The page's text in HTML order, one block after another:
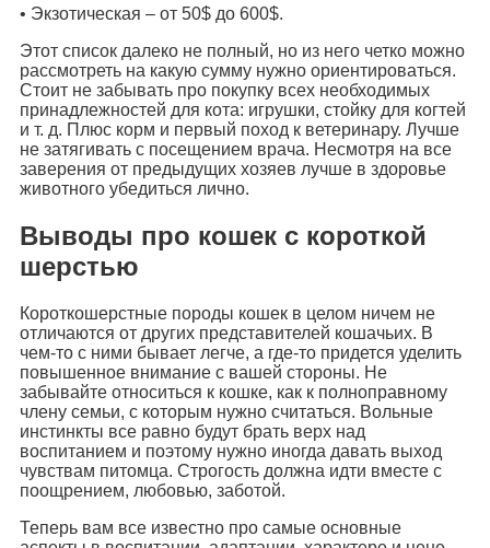
• Экзотическая – от 50$ до 600$.
Этот список далеко не полный, но из него четко можно
рассмотреть на какую сумму нужно ориентироваться.
Стоит не забывать про покупку всех необходимых
принадлежностей для кота: игрушки, стойку для когтей
и т. д. Плюс корм и первый поход к ветеринару. Лучше
не затягивать с посещением врача. Несмотря на все
заверения от предыдущих хозяев лучше в здоровье
животного убедиться лично.
Выводы про кошек с короткой
шерстью
Короткошерстные породы кошек в целом ничем не
отличаются от других представителей кошачьих. В
чем-то с ними бывает легче, а где-то придется уделить
повышенное внимание с вашей стороны. Не
забывайте относиться к кошке, как к полноправному
члену семьи, с которым нужно считаться. Вольные
инстинкты все равно будут брать верх над
воспитанием и поэтому нужно иногда давать выход
чувствам питомца. Строгость должна идти вместе с
поощрением, любовью, заботой.
Теперь вам все известно про самые основные